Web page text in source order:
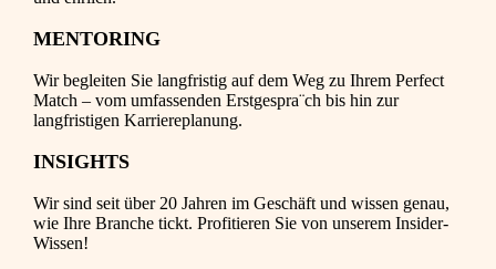
MENTORING
Wir begleiten Sie langfristig auf dem Weg zu Ihrem Perfect
Match – vom umfassenden Erstgespra¨ch bis hin zur
langfristigen Karriereplanung.
INSIGHTS
Wir sind seit über 20 Jahren im Geschäft und wissen genau,
wie Ihre Branche tickt. Profitieren Sie von unserem Insider-
Wissen!